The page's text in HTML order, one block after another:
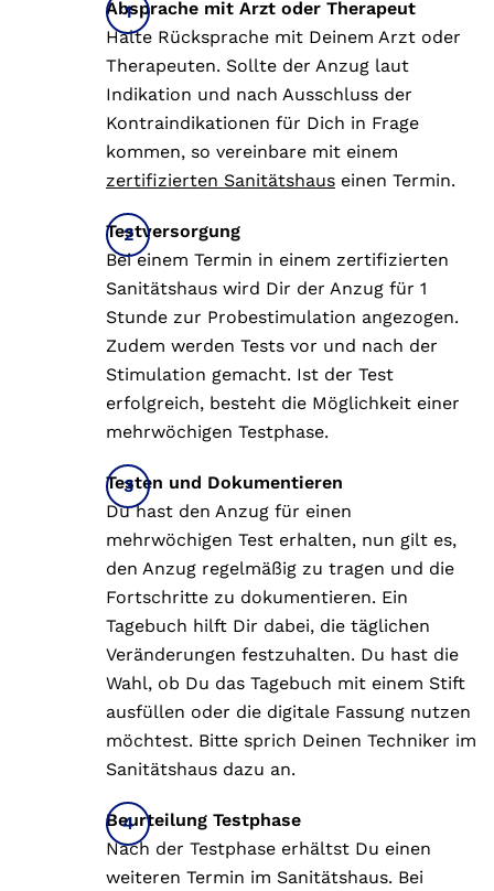
Absprache mit Arzt oder Therapeut
Halte Rücksprache mit Deinem Arzt oder
Therapeuten. Sollte der Anzug laut
Indikation und nach Ausschluss der
Kontraindikationen für Dich in Frage
kommen, so vereinbare mit einem
zertifizierten Sanitätshaus einen Termin.
Testversorgung
Bei einem Termin in einem zertifizierten
Sanitätshaus wird Dir der Anzug für 1
Stunde zur Probestimulation angezogen.
Zudem werden Tests vor und nach der
Stimulation gemacht. Ist der Test
erfolgreich, besteht die Möglichkeit einer
mehrwöchigen Testphase.
Testen und Dokumentieren
Du hast den Anzug für einen
mehrwöchigen Test erhalten, nun gilt es,
den Anzug regelmäßig zu tragen und die
Fortschritte zu dokumentieren. Ein
Tagebuch hilft Dir dabei, die täglichen
Veränderungen festzuhalten. Du hast die
Wahl, ob Du das Tagebuch mit einem Stift
ausfüllen oder die digitale Fassung nutzen
möchtest. Bitte sprich Deinen Techniker im
Sanitätshaus dazu an.
Beurteilung Testphase
Nach der Testphase erhältst Du einen
weiteren Termin im Sanitätshaus. Bei